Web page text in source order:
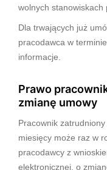
wolnych
Dla trwających już
pracodawca w
informacje.
Prawo
zmianę umowy
Pracownik
miesięcy może raz w
pracodawcy z
elektronicznej, o